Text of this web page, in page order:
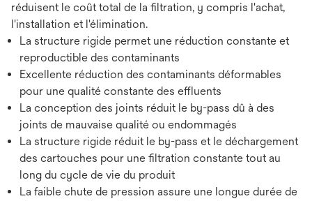
réduisent le coût total de la filtration, y compris l'achat,
l'installation et l'élimination.
La structure rigide permet une réduction constante et
reproductible des contaminants
Excellente réduction des contaminants déformables
pour une qualité constante des effluents
La conception des joints réduit le by-pass dû à des
joints de mauvaise qualité ou endommagés
La structure rigide réduit le by-pass et le déchargement
des cartouches pour une filtration constante tout au
long du cycle de vie du produit
La faible chute de pression assure une longue durée de